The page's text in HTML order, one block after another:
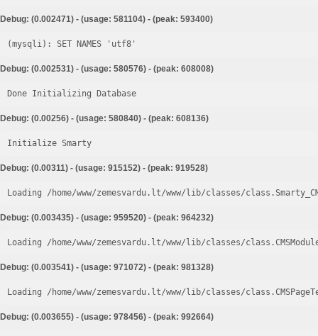
Debug: (0.002471) - (usage: 581104) - (peak: 593400)
Debug: (0.002531) - (usage: 580576) - (peak: 608008)
Done Initializing Database
Debug: (0.00256) - (usage: 580840) - (peak: 608136)
Initialize Smarty
Debug: (0.00311) - (usage: 915152) - (peak: 919528)
Loading /home/www/zemesvardu.lt/www/lib/classes/
Debug: (0.003435) - (usage: 959520) - (peak: 964232)
Loading /home/www/zemesvardu.lt/www/lib/classes/
Debug: (0.003541) - (usage: 971072) - (peak: 981328)
Loading /home/www/zemesvardu.lt/www/lib/classes/
Debug: (0.003655) - (usage: 978456) - (peak: 992664)